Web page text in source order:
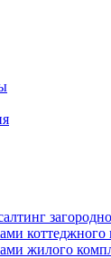
коттеджного
жилого